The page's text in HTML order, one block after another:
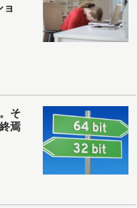
そ
焉